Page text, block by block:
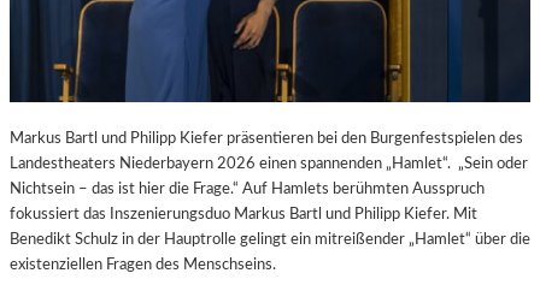
Markus Bartl und Philipp Kiefer präsentieren bei den Burgenfestspielen des
Landestheaters Niederbayern 2026 einen spannenden „Hamlet“. „Sein oder
Nichtsein – das ist hier die Frage.“ Auf Hamlets berühmten Ausspruch
fokussiert das Inszenierungsduo Markus Bartl und Philipp Kiefer. Mit
Benedikt Schulz in der Hauptrolle gelingt ein mitreißender „Hamlet“ über die
existenziellen Fragen des Menschseins.